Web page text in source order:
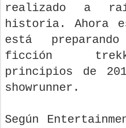
realizado a
historia. Ahora
está
ficción
principios de
showrunner.
Según